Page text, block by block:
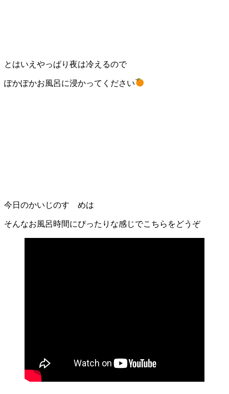
とはいえやっぱり夜は冷えるので
ぽかぽかお風呂に浸かってください
今日のかいじのすゝめは
そんなお風呂時間にぴったりな感じでこちらをどうぞ